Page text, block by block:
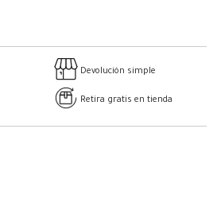
Devolución simple
Retira gratis en tienda